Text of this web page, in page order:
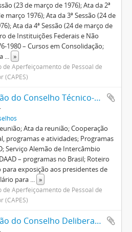
(23 de março de 1976); Ata da 2ª
março 1976); Ata da 3ª Sessão (24 de
Ata da 4ª Sessão (24 de março de
de Instituições Federais e Não
1980 – Cursos em Consolidação;
... »
de Aperfeiçoamento de Pessoal de
(CAPES)
12ª Reunião do Conselho Técnico-Científico
Ata da reunião; Cooperação
programas e atividades; Programas
Serviço Alemão de Intercâmbio
– programas no Brasil; Roteiro
para exposição aos presidentes de
para ... »
de Aperfeiçoamento de Pessoal de
(CAPES)
13ª Reunião do Conselho Deliberativo